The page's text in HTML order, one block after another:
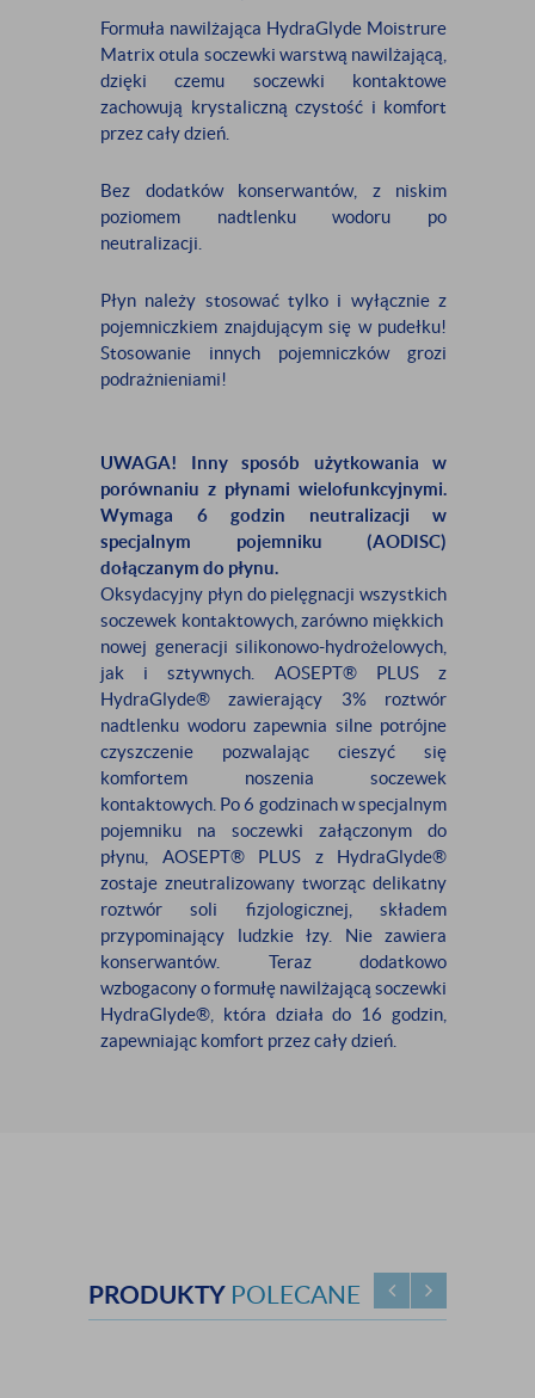
Formuła nawilżająca HydraGlyde Moistrure
Matrix otula soczewki warstwą nawilżającą,
dzięki czemu soczewki kontaktowe
zachowują krystaliczną czystość i komfort
przez cały dzień.
Bez dodatków konserwantów, z niskim
poziomem nadtlenku wodoru po
neutralizacji.
Płyn należy stosować tylko i wyłącznie z
pojemniczkiem znajdującym się w pudełku!
Stosowanie innych pojemniczków grozi
podrażnieniami!
UWAGA! Inny sposób użytkowania w
porównaniu z płynami wielofunkcyjnymi.
Wymaga 6 godzin neutralizacji w
specjalnym pojemniku (AODISC)
dołączanym do płynu.
Oksydacyjny płyn do pielęgnacji wszystkich
soczewek kontaktowych, zarówno miękkich
nowej generacji silikonowo-hydrożelowych,
jak i sztywnych. AOSEPT® PLUS z
HydraGlyde® zawierający 3% roztwór
nadtlenku wodoru zapewnia silne potrójne
czyszczenie pozwalając cieszyć się
komfortem noszenia soczewek
kontaktowych. Po 6 godzinach w specjalnym
pojemniku na soczewki załączonym do
płynu, AOSEPT® PLUS z HydraGlyde®
zostaje zneutralizowany tworząc delikatny
roztwór soli fizjologicznej, składem
przypominający ludzkie łzy. Nie zawiera
konserwantów. Teraz dodatkowo
wzbogacony o formułę nawilżającą soczewki
HydraGlyde®, która działa do 16 godzin,
zapewniając komfort przez cały dzień.
PRODUKTY POLECANE